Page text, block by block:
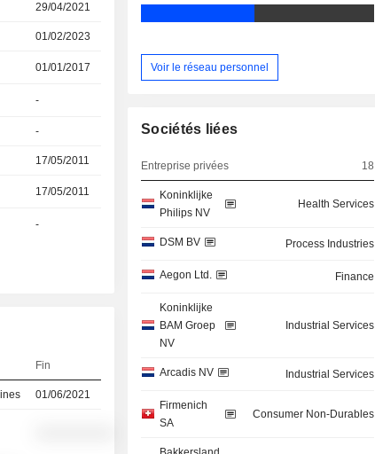
29/04/2021
01/02/2023
01/01/2017
-
-
17/05/2011
17/05/2011
-
Fin
01/06/2021
Voir le réseau personnel
Sociétés liées
Entreprise privées 18
Koninklijke
Philips NV
Health Services
DSM BV Process Industries
Aegon Ltd. Finance
Koninklijke
BAM Groep
NV
Industrial Services
Arcadis NV Industrial Services
Firmenich
SA
Consumer Non-Durables